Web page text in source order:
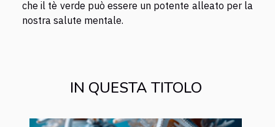
che il tè verde può essere un potente alleato per la
nostra salute mentale.
IN QUESTA TITOLO